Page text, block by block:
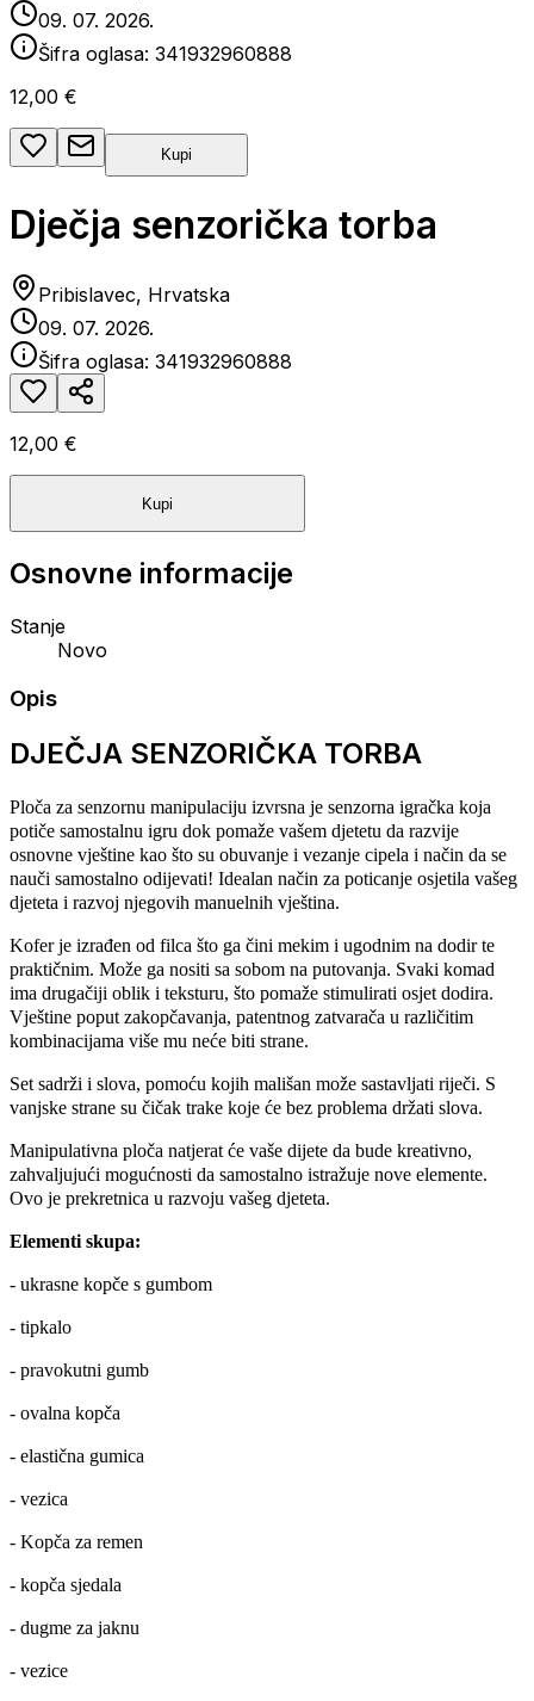
09. 07. 2026.
Šifra oglasa: 341932960888
12,00 €
Kupi
Dječja senzorička torba
Pribislavec, Hrvatska
09. 07. 2026.
Šifra oglasa: 341932960888
12,00 €
Kupi
Osnovne informacije
Stanje
Novo
Opis
DJEČJA SENZORIČKA TORBA
Ploča za senzornu manipulaciju izvrsna je senzorna igračka koja
potiče samostalnu igru ​​dok pomaže vašem djetetu da razvije
osnovne vještine kao što su obuvanje i vezanje cipela i način da se
nauči samostalno odijevati! Idealan način za poticanje osjetila vašeg
djeteta i razvoj njegovih manuelnih vještina.
Kofer je izrađen od filca što ga čini mekim i ugodnim na dodir te
praktičnim. Može ga nositi sa sobom na putovanja. Svaki komad
ima drugačiji oblik i teksturu, što pomaže stimulirati osjet dodira.
Vještine poput zakopčavanja, patentnog zatvarača u različitim
kombinacijama više mu neće biti strane.
Set sadrži i slova, pomoću kojih mališan može sastavljati riječi. S
vanjske strane su čičak trake koje će bez problema držati slova.
Manipulativna ploča natjerat će vaše dijete da bude kreativno,
zahvaljujući mogućnosti da samostalno istražuje nove elemente.
Ovo je prekretnica u razvoju vašeg djeteta.
Elementi skupa:
- ukrasne kopče s gumbom
- tipkalo
- pravokutni gumb
- ovalna kopča
- elastična gumica
- vezica
- Kopča za remen
- kopča sjedala
- dugme za jaknu
- vezice